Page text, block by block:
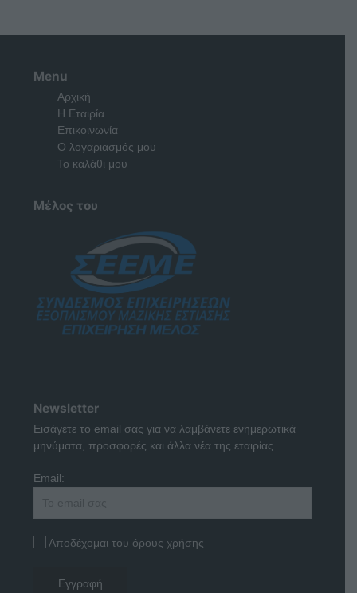
Menu
Αρχική
Η Εταιρία
Επικοινωνία
Ο λογαριασμός μου
Το καλάθι μου
Μέλος του
Newsletter
Εισάγετε το email σας για να λαμβάνετε ενημερωτικά
μηνύματα, προσφορές και άλλα νέα της εταιρίας.
Email:
Αποδέχομαι του όρους χρήσης